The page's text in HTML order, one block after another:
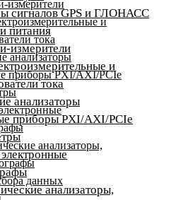
измерители
и
тока
анализаторы
приборы PXI/AXI/PCIe
анализаторы,
данных
сигналов GPS и ГЛОНАСС
питания
измерители
и
тока
анализаторы
приборы PXI/AXI/PCIe
анализаторы,